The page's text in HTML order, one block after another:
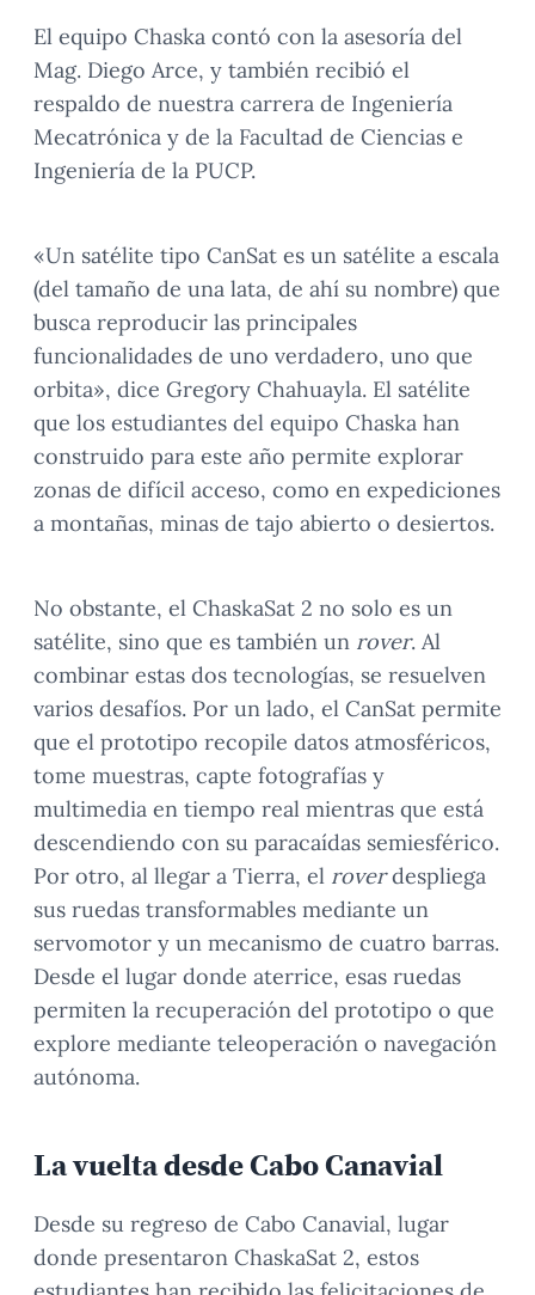
El equipo Chaska contó con la asesoría del
Mag. Diego Arce, y también recibió el
respaldo de nuestra carrera de Ingeniería
Mecatrónica y de la Facultad de Ciencias e
Ingeniería de la PUCP.
«Un satélite tipo CanSat es un satélite a escala
(del tamaño de una lata, de ahí su nombre) que
busca reproducir las principales
funcionalidades de uno verdadero, uno que
orbita», dice Gregory Chahuayla. El satélite
que los estudiantes del equipo Chaska han
construido para este año permite explorar
zonas de difícil acceso, como en expediciones
a montañas, minas de tajo abierto o desiertos.
No obstante, el ChaskaSat 2 no solo es un
satélite, sino que es también un rover. Al
combinar estas dos tecnologías, se resuelven
varios desafíos. Por un lado, el CanSat permite
que el prototipo recopile datos atmosféricos,
tome muestras, capte fotografías y
multimedia en tiempo real mientras que está
descendiendo con su paracaídas semiesférico.
Por otro, al llegar a Tierra, el roverdespliega
sus ruedas transformables mediante un
servomotor y un mecanismo de cuatro barras.
Desde el lugar donde aterrice, esas ruedas
permiten la recuperación del prototipo o que
explore mediante teleoperación o navegación
autónoma.
La vuelta desde Cabo Canavial
Desde su regreso de Cabo Canavial, lugar
donde presentaron ChaskaSat 2, estos